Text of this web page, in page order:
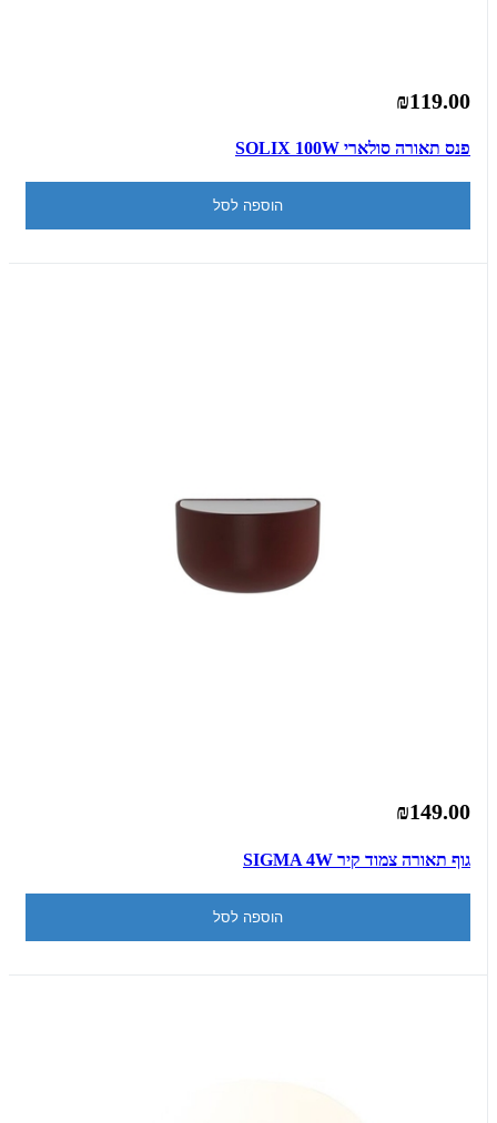
₪119.00
פנס תאורה סולארי SOLIX 100W
הוספה לסל
₪149.00
גוף תאורה צמוד קיר SIGMA 4W
הוספה לסל